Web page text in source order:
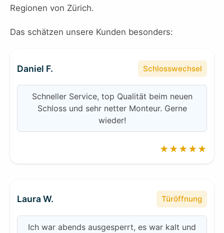
Regionen von Zürich.
Das schätzen unsere Kunden besonders:
Daniel F. Schlosswechsel
Schneller Service, top Qualität beim neuen
Schloss und sehr netter Monteur. Gerne
wieder!
★★★★★
Laura W. Türöffnung
Ich war abends ausgesperrt, es war kalt und